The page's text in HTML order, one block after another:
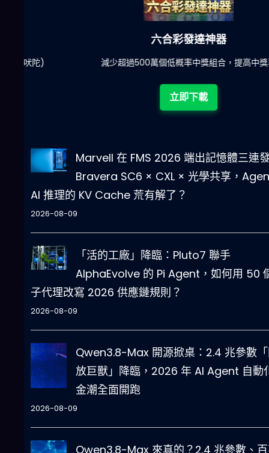
六合彩發達神器
減少超過500萬個低概率中獎組合，提高中獎率
立即下載
Marvell 在 FMS 2026 端出記憶體三連
Bravera SC6 × CXL × 光學共享，
AI 推理的 KV Cache 荒有解了？
2026-08-09
「活的工廠」降臨：Pluto7 聯手
AlphaEvolve 的 Pi Agent，如何用 50
子代理改寫 2026 供應鏈規則？
2026-08-09
Qwen3.8-Max 開源掀桌：2.4 兆參數
放巨獸」降臨，2026 年 AI Agent 自動
金潮全面開跑
2026-08-09
Qwen3.8-Max 來真的？2.4 兆參數、